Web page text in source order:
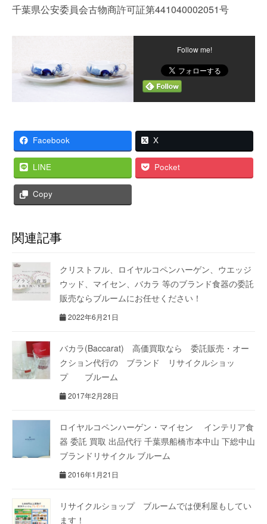
千葉県公安委員会古物商許可証第441040002051号
Follow me!
Facebook X
LINE Pocket
Copy
関連記事
クリストフル、ロイヤルコペンハーゲン、ウエッジ
ウッド、マイセン、バカラ 等のブランド食器の委託
販売ならブルームにお任せください！
2022年6月21日
バカラ(Baccarat) 高価買取なら 委託販売・オー
クション代行の ブランド リサイクルショッ
プ ブルーム
2017年2月28日
ロイヤルコペンハーゲン・マイセン インテリア食
器 委託 買取 出品代行 千葉県船橋市本中山 下総中山
ブランドリサイクル ブルーム
2016年1月21日
リサイクルショップ ブルームでは便利屋もしてい
ます！